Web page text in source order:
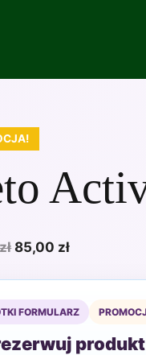
złPierwotna
169,99 zł.
85,00 złAktualna
85,00 zł.
FORMULARZ